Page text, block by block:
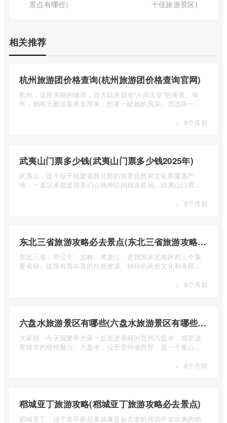
景点有哪些)
十佳旅游景区)
相关推荐
杭州旅游团价格查询(杭州旅游团价格查询官网)
杭州，这座美丽的城市，自古以来就有“人间天堂”的美誉。每
年，都有无数游客慕名而来，想要一睹她的风采。而选择一个
· 8个月前
武夷山门票多少钱(武夷山门票多少钱2025年)
武夷山，这个位于福建省西北部的世界自然和文化双重遗产
地，一直以来都是游客们心驰神往的旅游胜地。武夷山门票多
· 8个月前
东北三省旅游攻略必去景点(东北三省旅游攻略必去景点视频介绍)
东北三省，即辽宁、吉林、黑龙江，是我国东北地区的三个重
要省份。这里有着丰富的自然资源、独特的民俗文化和美丽的
· 8个月前
六盘水旅游景区有哪些(六盘水旅游景区有哪些景点值得去)
大家好，今天我要带大家一起走进美丽的贵州六盘水，感受这
座城市的独特魅力。六盘水，位于贵州省西部，是一个集山水
· 8个月前
稻城亚丁旅游攻略(稻城亚丁旅游攻略必去景点)
稻城亚丁，这个名字听起来就像是从古老的传说中走出来的地